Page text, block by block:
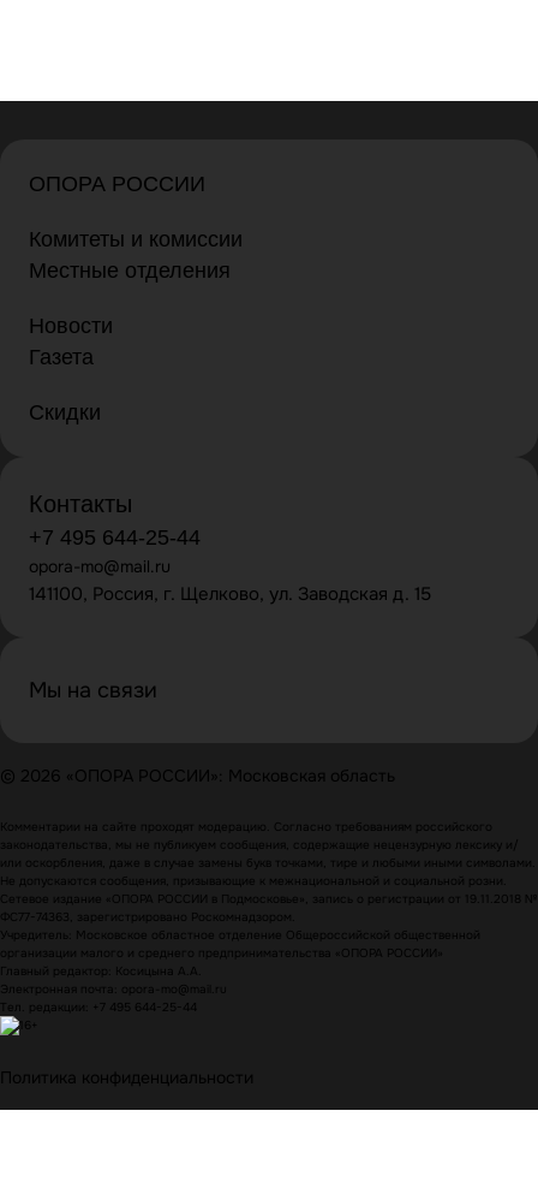
ОПОРА РОССИИ
Комитеты и комиссии
Местные отделения
Новости
Газета
Скидки
Контакты
+7 495 644-25-44
opora-mo@mail.ru
141100, Россия, г. Щелково, ул. Заводская д. 15
Мы на связи
© 2026 «ОПОРА РОССИИ»: Московская область
Комментарии на сайте проходят модерацию. Согласно требованиям российского
законодательства, мы не публикуем сообщения, содержащие нецензурную лексику и/
или оскорбления, даже в случае замены букв точками, тире и любыми иными символами.
Не допускаются сообщения, призывающие к межнациональной и социальной розни.
Сетевое издание «ОПОРА РОССИИ в Подмосковье», запись о регистрации от 19.11.2018 №
ФС77-74363, зарегистрировано Роскомнадзором.
Учредитель: Московское областное отделение Общероссийской общественной
организации малого и среднего предпринимательства «ОПОРА РОССИИ»
Главный редактор: Косицына А.А.
Электронная почта: opora-mo@mail.ru
Тел. редакции: +7 495 644-25-44
Политика конфиденциальности